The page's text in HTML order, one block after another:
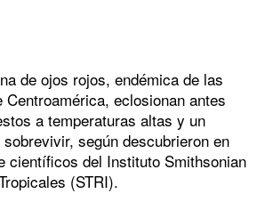
de ojos rojos, endémica de las
eclosionan antes
a temperaturas altas y un
según descubrieron en
científicos del Instituto Smithsonian
(STRI).